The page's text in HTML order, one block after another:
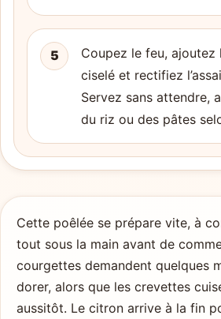
5
Coupez le feu, ajoutez
ciselé et rectifiez
Servez sans attendre,
du riz ou des pâtes
Cette poêlée se prépare vite, à
tout sous la main avant de
courgettes demandent quelques
dorer, alors que les crevettes
aussitôt. Le citron arrive à la fin